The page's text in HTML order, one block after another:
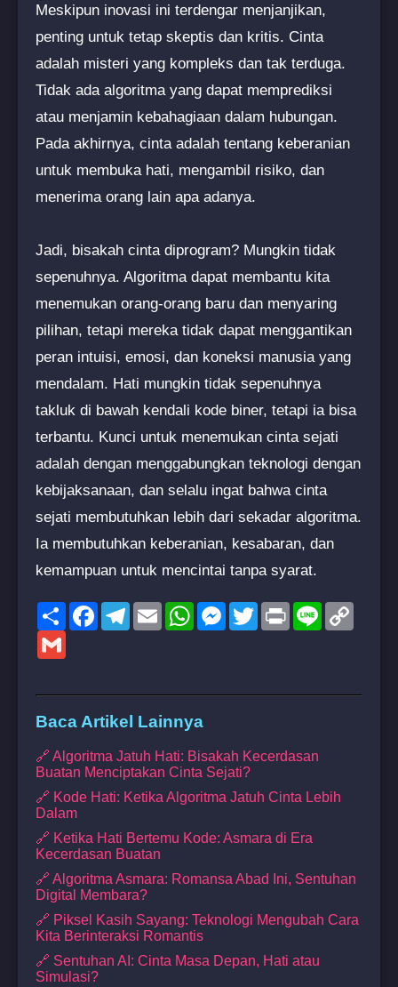
Meskipun inovasi ini terdengar menjanjikan,
penting untuk tetap skeptis dan kritis. Cinta
adalah misteri yang kompleks dan tak terduga.
Tidak ada algoritma yang dapat memprediksi
atau menjamin kebahagiaan dalam hubungan.
Pada akhirnya, cinta adalah tentang keberanian
untuk membuka hati, mengambil risiko, dan
menerima orang lain apa adanya.
Jadi, bisakah cinta diprogram? Mungkin tidak
sepenuhnya. Algoritma dapat membantu kita
menemukan orang-orang baru dan menyaring
pilihan, tetapi mereka tidak dapat menggantikan
peran intuisi, emosi, dan koneksi manusia yang
mendalam. Hati mungkin tidak sepenuhnya
takluk di bawah kendali kode biner, tetapi ia bisa
terbantu. Kunci untuk menemukan cinta sejati
adalah dengan menggabungkan teknologi dengan
kebijaksanaan, dan selalu ingat bahwa cinta
sejati membutuhkan lebih dari sekadar algoritma.
Ia membutuhkan keberanian, kesabaran, dan
kemampuan untuk mencintai tanpa syarat.
ShareFacebookTelegram
EmailWhatsAppMessenger
TwitterPrint Line
Baca Artikel Lainnya
🔗 Algoritma Jatuh Hati: Bisakah Kecerdasan
Buatan Menciptakan Cinta Sejati?
🔗 Kode Hati: Ketika Algoritma Jatuh Cinta Lebih
Dalam
🔗 Ketika Hati Bertemu Kode: Asmara di Era
Kecerdasan Buatan
🔗 Algoritma Asmara: Romansa Abad Ini, Sentuhan
Digital Membara?
🔗 Piksel Kasih Sayang: Teknologi Mengubah Cara
Kita Berinteraksi Romantis
🔗 Sentuhan AI: Cinta Masa Depan, Hati atau
Simulasi?